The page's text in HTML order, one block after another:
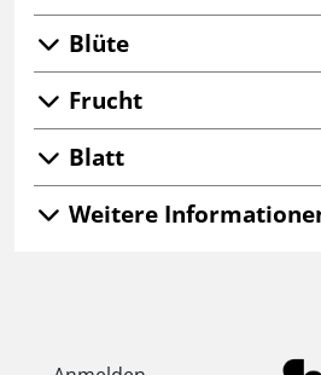
Blüte
Frucht
Blatt
Weitere